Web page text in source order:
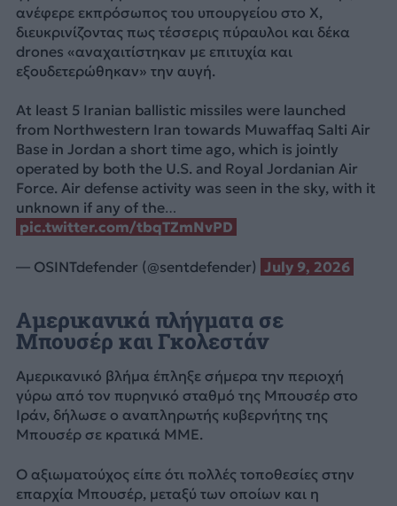
ανέφερε εκπρόσωπος του υπουργείου στο X,
διευκρινίζοντας πως τέσσερις πύραυλοι και δέκα
drones «αναχαιτίστηκαν με επιτυχία και
εξουδετερώθηκαν» την αυγή.
At least 5 Iranian ballistic missiles were launched
from Northwestern Iran towards Muwaffaq Salti Air
Base in Jordan a short time ago, which is jointly
operated by both the U.S. and Royal Jordanian Air
Force. Air defense activity was seen in the sky, with it
unknown if any of the…
pic.twitter.com/tbqTZmNvPD
— OSINTdefender (@sentdefender) July 9, 2026
Αμερικανικά πλήγματα σε
Μπουσέρ και Γκολεστάν
Αμερικανικό βλήμα έπληξε σήμερα την περιοχή
γύρω από τον πυρηνικό σταθμό της Μπουσέρ στο
Ιράν, δήλωσε ο αναπληρωτής κυβερνήτης της
Μπουσέρ σε κρατικά ΜΜΕ.
Ο αξιωματούχος είπε ότι πολλές τοποθεσίες στην
επαρχία Μπουσέρ, μεταξύ των οποίων και η